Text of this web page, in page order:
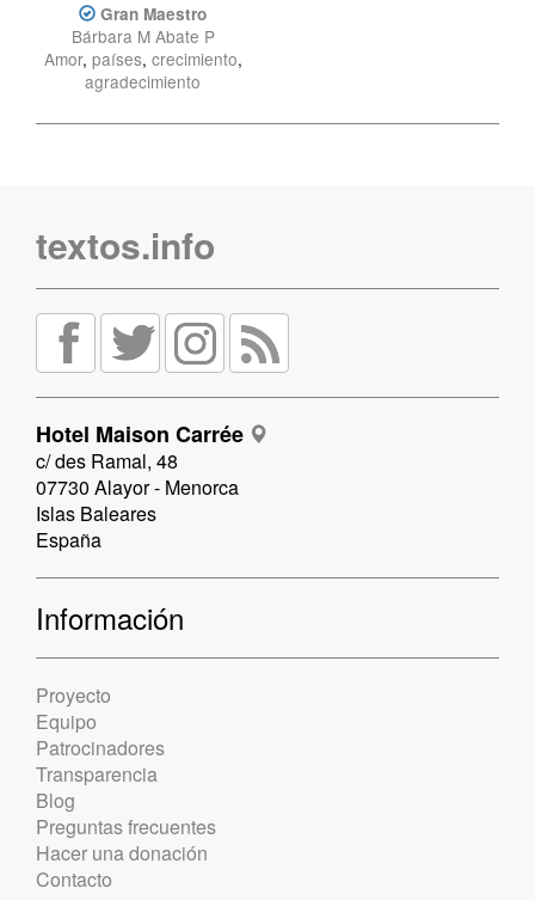
Gran Maestro
Bárbara M Abate P
Amor, países, crecimiento,
agradecimiento
textos.info
Hotel Maison Carrée
c/ des Ramal, 48
07730 Alayor - Menorca
Islas Baleares
España
Información
Proyecto
Equipo
Patrocinadores
Transparencia
Blog
Preguntas frecuentes
Hacer una donación
Contacto